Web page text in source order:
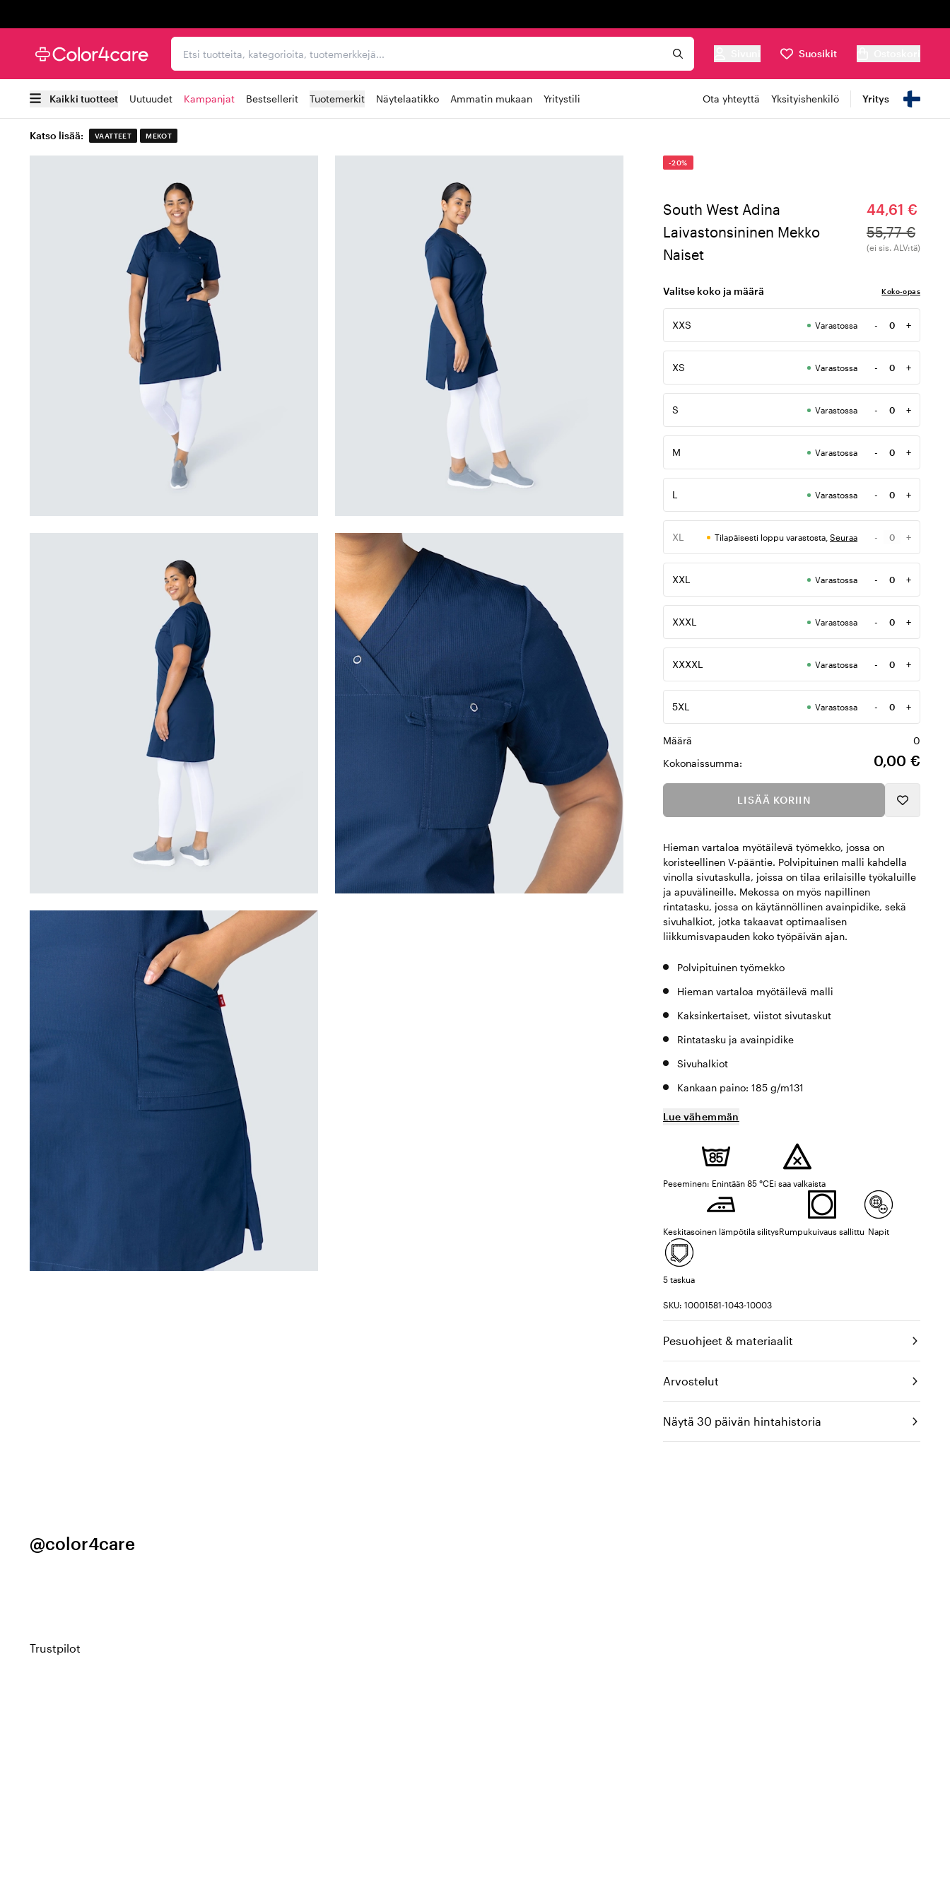
Etsi tuotteita, kategorioita, tuotemerkkejä...
Suosikit
Kaikki tuotteet Uutuudet Kampanjat Bestsellerit Tuotemerkit Näytelaatikko Ammatin mukaan Yritystili Ota yhteyttä Yksityishenkilö Yritys
Katso lisää: VAATTEET MEKOT
-20%
South West Adina
Laivastonsininen Mekko
Naiset
44,61 €
55,77 €
(ei sis. ALV:tä)
Valitse koko ja määrä Koko-opas
XXS Varastossa -
Määrä
+
XS Varastossa -
Määrä
+
S Varastossa -
Määrä
+
M Varastossa -
Määrä
+
L Varastossa -
Määrä
+
XL Tilapäisesti loppu varastosta, Seuraa -
Määrä
+
XXL Varastossa -
Määrä
+
XXXL Varastossa -
Määrä
+
XXXXL Varastossa -
Määrä
+
5XL Varastossa -
Määrä
+
Määrä
0
Kokonaissumma:
0,00 €
LISÄÄ KORIIN
Hieman vartaloa myötäilevä työmekko, jossa on
koristeellinen V-pääntie. Polvipituinen malli kahdella
vinolla sivutaskulla, joissa on tilaa erilaisille työkaluille
ja apuvälineille. Mekossa on myös napillinen
rintatasku, jossa on käytännöllinen avainpidike, sekä
sivuhalkiot, jotka takaavat optimaalisen
liikkumisvapauden koko työpäivän ajan.
Polvipituinen työmekko
Hieman vartaloa myötäilevä malli
Kaksinkertaiset, viistot sivutaskut
Rintatasku ja avainpidike
Sivuhalkiot
Kankaan paino: 185 g/m131
Lue vähemmän
Peseminen: Enintään 85 °CEi saa valkaista
Keskitasoinen lämpötila silitysRumpukuivaus sallittu Napit
5 taskua
SKU: 10001581-1043-10003
Pesuohjeet & materiaalit
Arvostelut
Näytä 30 päivän hintahistoria
@color4care
Trustpilot